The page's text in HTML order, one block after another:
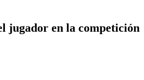
jugador en la competición